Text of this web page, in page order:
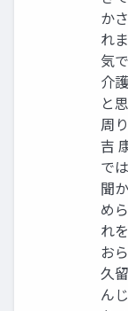
か
れ
気
介
と
周
吉
で
聞
め
れ
お
久
ん